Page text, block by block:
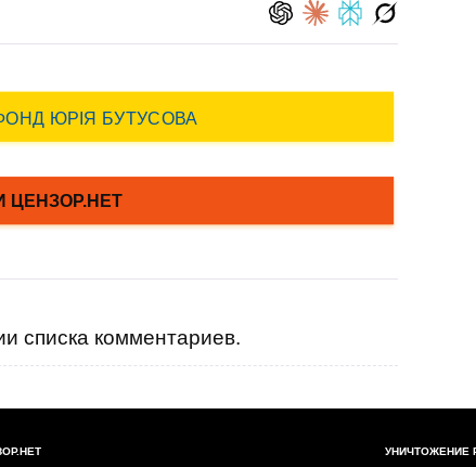
списка комментариев.
УНИЧТОЖЕНИЕ